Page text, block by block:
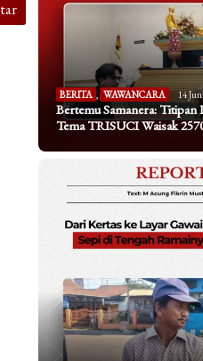
BERITA WAWANCARA 14
Bertemu Samanera: Titipan
Tema TRISUCI Waisak